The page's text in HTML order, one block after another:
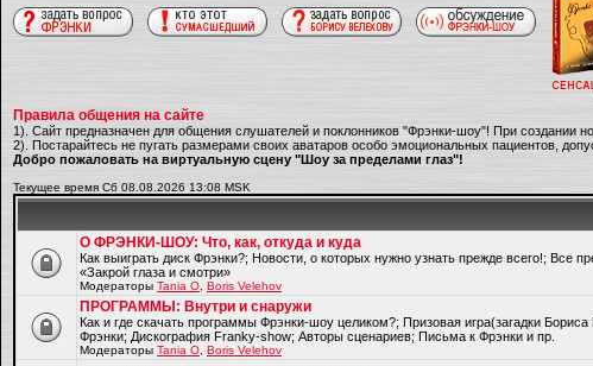
Правила общения на сайте
1). Сайт предназначен для общения слушателей и поклонников "Фрэнки-шоу"! При создании
2). Постарайтесь не пугать размерами своих аватаров особо эмоциональных пациентов,
Добро пожаловать на виртуальную сцену "Шоу за пределами глаз"!
Текущее время Сб 08.08.2026 13:08 MSK
О ФРЭНКИ-ШОУ: Что, как, откуда и куда
Как выиграть диск Фрэнки?; Новости, о которых нужно узнать прежде всего!; Все
«Закрой глаза и смотри»
Модераторы Tania O Boris Velehov
ПРОГРАММЫ: Внутри и снаружи
Как и где скачать программы Фрэнки-шоу целиком?; Призовая игра(загадки
Фрэнки; Дискография Franky-show; Авторы сценариев; Письма к Фрэнки и пр.
Модераторы Tania O Boris Velehov